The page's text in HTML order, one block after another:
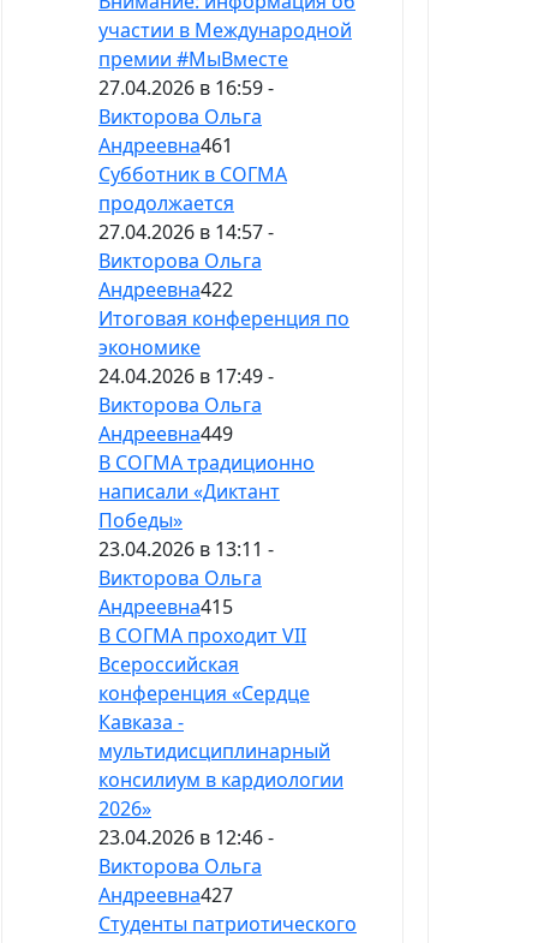
участии в Международной
премии #МыВместе
27.04.2026 в 16:59 -
Викторова Ольга
Андреевна461
Субботник в СОГМА
продолжается
27.04.2026 в 14:57 -
Викторова Ольга
Андреевна422
Итоговая конференция по
экономике
24.04.2026 в 17:49 -
Викторова Ольга
Андреевна449
В СОГМА традиционно
написали «Диктант
Победы»
23.04.2026 в 13:11 -
Викторова Ольга
Андреевна415
В СОГМА проходит VII
Всероссийская
конференция «Сердце
Кавказа -
мультидисциплинарный
консилиум в кардиологии
2026»
23.04.2026 в 12:46 -
Викторова Ольга
Андреевна427
Студенты патриотического